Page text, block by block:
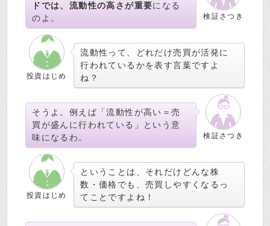
検証さつき
ドでは、流動性の高さが重要になる
のよ。
投資はじめ
流動性って、どれだけ売買が活発に
行われているかを表す言葉ですよ
ね？
検証さつき
そうよ。例えば「流動性が高い＝売
買が盛んに行われている」という意
味になるわ。
投資はじめ
ということは、それだけどんな株
数・価格でも、売買しやすくなるっ
てことですよね！